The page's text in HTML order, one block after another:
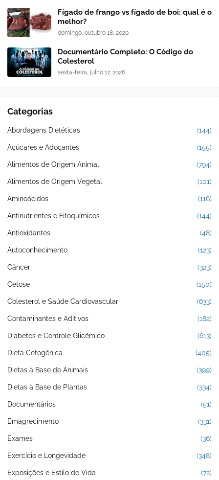
Fígado de frango vs fígado de boi: qual é o
melhor?
domingo, outubro 18, 2020
Documentário Completo: O Código do
Colesterol
sexta-feira, julho 17, 2026
Categorias
Abordagens Dietéticas (144)
Açúcares e Adoçantes (155)
Alimentos de Origem Animal (794)
Alimentos de Origem Vegetal (101)
Aminoácidos (116)
Antinutrientes e Fitoquímicos (144)
Antioxidantes (48)
Autoconhecimento (123)
Câncer (323)
Cetose (150)
Colesterol e Saúde Cardiovascular (633)
Contaminantes e Aditivos (182)
Diabetes e Controle Glicêmico (613)
Dieta Cetogênica (405)
Dietas à Base de Animais (399)
Dietas à Base de Plantas (334)
Documentários (51)
Emagrecimento (331)
Exames (36)
Exercício e Longevidade (348)
Exposições e Estilo de Vida (72)